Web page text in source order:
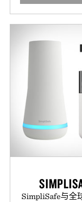
SimpliSafe与全